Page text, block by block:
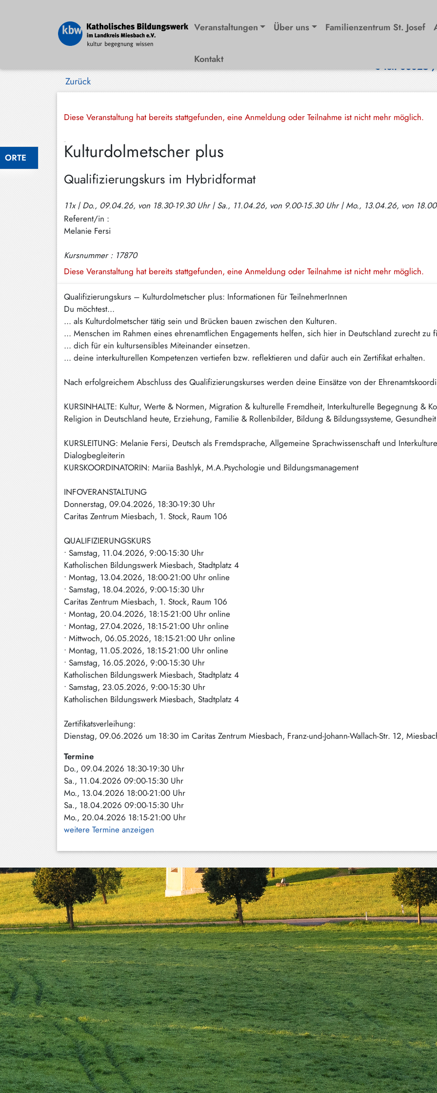
ORTE
Veranstaltungen Über uns Familienzentrum St. Josef
Kontakt
Tel. 08025
Zurück
Diese Veranstaltung hat bereits stattgefunden, eine Anmeldung oder Teilnahme ist nicht mehr möglich.
Kulturdolmetscher plus
Qualifizierungskurs im Hybridformat
Referent/in :
Melanie Fersi
Kursnummer : 17870
Diese Veranstaltung hat bereits stattgefunden, eine Anmeldung oder Teilnahme ist nicht mehr möglich.
Qualifizierungskurs – Kulturdolmetscher plus: Informationen für TeilnehmerInnen
Du möchtest...
... als Kulturdolmetscher tätig sein und Brücken bauen zwischen den Kulturen.
... Menschen im Rahmen eines ehrenamtlichen Engagements helfen, sich hier in Deutschland zurecht
... dich für ein kultursensibles Miteinander einsetzen.
... deine interkulturellen Kompetenzen vertiefen bzw. reflektieren und dafür auch ein Zertifikat erhalten.
Nach erfolgreichem Abschluss des Qualifizierungskurses werden deine Einsätze von der
KURSINHALTE: Kultur, Werte & Normen, Migration & kulturelle Fremdheit, Interkulturelle Begegnung &
Religion in Deutschland heute, Erziehung, Familie & Rollenbilder, Bildung & Bildungssysteme,
KURSLEITUNG: Melanie Fersi, Deutsch als Fremdsprache, Allgemeine Sprachwissenschaft und
Dialogbegleiterin
KURSKOORDINATORIN: Mariia Bashlyk, M.A.Psychologie und Bildungsmanagement
INFOVERANSTALTUNG
Donnerstag, 09.04.2026, 18:30-19:30 Uhr
Caritas Zentrum Miesbach, 1. Stock, Raum 106
QUALIFIZIERUNGSKURS
• Samstag, 11.04.2026, 9:00-15:30 Uhr
Katholischen Bildungswerk Miesbach, Stadtplatz 4
• Montag, 13.04.2026, 18:00-21:00 Uhr online
• Samstag, 18.04.2026, 9:00-15:30 Uhr
Caritas Zentrum Miesbach, 1. Stock, Raum 106
• Montag, 20.04.2026, 18:15-21:00 Uhr online
• Montag, 27.04.2026, 18:15-21:00 Uhr online
• Mittwoch, 06.05.2026, 18:15-21:00 Uhr online
• Montag, 11.05.2026, 18:15-21:00 Uhr online
• Samstag, 16.05.2026, 9:00-15:30 Uhr
Katholischen Bildungswerk Miesbach, Stadtplatz 4
• Samstag, 23.05.2026, 9:00-15:30 Uhr
Katholischen Bildungswerk Miesbach, Stadtplatz 4
Zertifikatsverleihung:
Dienstag, 09.06.2026 um 18:30 im Caritas Zentrum Miesbach, Franz-und-Johann-Wallach-Str. 12,
Termine
Do., 09.04.2026 18:30-19:30 Uhr
Sa., 11.04.2026 09:00-15:30 Uhr
Mo., 13.04.2026 18:00-21:00 Uhr
Sa., 18.04.2026 09:00-15:30 Uhr
Mo., 20.04.2026 18:15-21:00 Uhr
weitere Termine anzeigen
Wiessee
Bayrischzell
Darching
Elbach
Gmund
Großhartpenning
Hausham
Holzkirchen
Hundham
Irschenberg
Kreuth
Leitzachtal
Miesbach
Neuhaus
Niklasreuth
Otterfing
Rottach-
Egern
Schaftlach
/
Waakirchen
Schliersee
Tegernsee
Warngau
/
Wall
Weyarn